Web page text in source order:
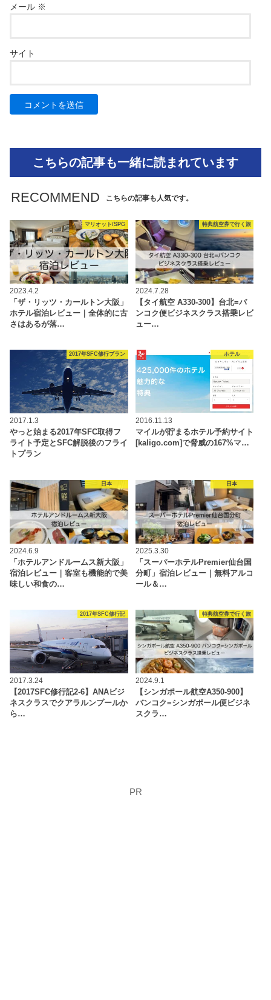
メール ※
サイト
こちらの記事も一緒に読まれています
RECOMMEND こちらの記事も人気です。
マリオット/SPG
2023.4.2
「ザ・リッツ・カールトン大阪」
ホテル宿泊レビュー｜全体的に古
さはあるが落…
特典航空券で行く旅
2024.7.28
【タイ航空 A330-300】台北=バ
ンコク便ビジネスクラス搭乗レビ
ュー…
2017年SFC修行プラン
2017.1.3
やっと始まる2017年SFC取得フ
ライト予定とSFC解脱後のフライ
トプラン
ホテル
2016.11.13
マイルが貯まるホテル予約サイト
[kaligo.com]で脅威の167%マ…
日本
2024.6.9
「ホテルアンドルームス新大阪」
宿泊レビュー｜客室も機能的で美
味しい和食の…
日本
2025.3.30
「スーパーホテルPremier仙台国
分町」宿泊レビュー｜無料アルコ
ール＆…
2017年SFC修行記
2017.3.24
【2017SFC修行記2-6】ANAビジ
ネスクラスでクアラルンプールか
ら…
特典航空券で行く旅
2024.9.1
【シンガポール航空A350-900】
バンコク=シンガポール便ビジネ
スクラ…
PR